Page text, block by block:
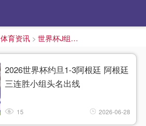
体育资讯 > 世界杯J组积分榜
2026世界杯约旦1-3阿根廷 阿根廷
三连胜小组头名出线
15 2026-06-28